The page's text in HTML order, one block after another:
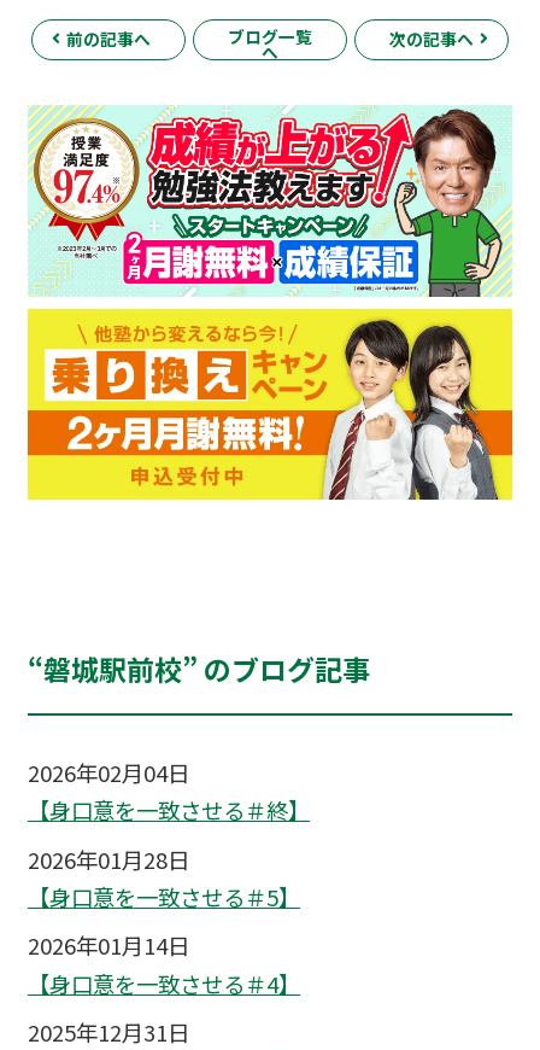
前の記事へ ブログ一覧
へ
次の記事へ
“磐城駅前校” のブログ記事
2026年02月04日
【身口意を一致させる＃終】
2026年01月28日
【身口意を一致させる＃5】
2026年01月14日
【身口意を一致させる＃4】
2025年12月31日